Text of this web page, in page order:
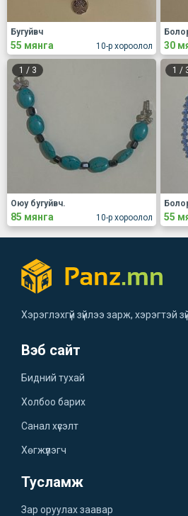
10-р хороолол
Бугуйвч
55 мянга
Болор
30
1 / 3
10-р хороолол
Оюу бугуйвч.
85 мянга
1 /
55
Хэрэглэхгүй зүйлээ зарж, хэрэгтэй
Вэб сайт
Бидний тухай
Холбоо барих
Санал хүсэлт
Хөгжүүлэгч
Тусламж
Зар оруулах заавар